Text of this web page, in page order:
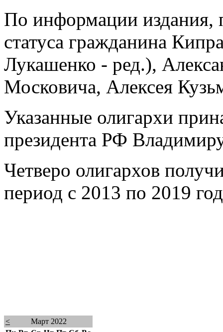
По информации издания,
статуса гражданина
Лукашенко - ред.),
Московича, Алексея
Указанные олигархи
президента РФ
Четверо олигархов
период с 2013 по 2019
<
Март 2022